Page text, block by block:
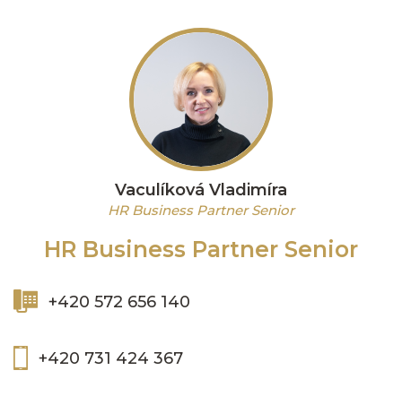
HR Business Partner Senior
+420 572 656 140
+420 731 424 367
Vaculíková Vladimíra
HR Business Partner Senior